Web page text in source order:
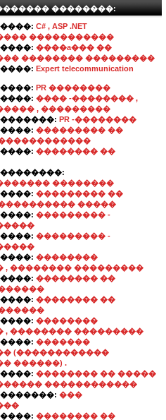
��������:
C# , ASP .NET
�����������
����a��� ��
�������� ���������
Expert telecommunication
PR ��������
���� -�������� ,
, ���������
PR -��������
��������� ��
�������� ��
��������
��������� ��
�����
��������� -
��������� -
��������
, �������� ���������
�������� ��
�������� ��
��������
, �������� ���������
�������
(������������
������) .
�������� �� �����
������������
���
�������� ��